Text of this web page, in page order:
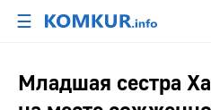
☰
Младшая сестра